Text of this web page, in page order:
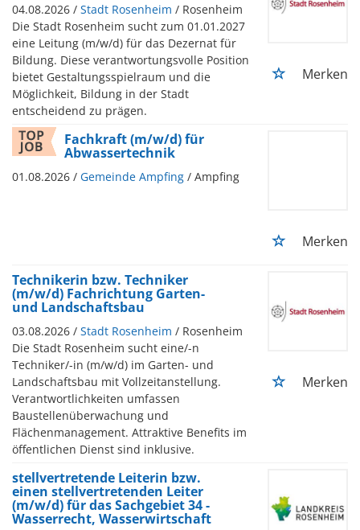
04.08.2026 / Stadt Rosenheim / Rosenheim
Die Stadt Rosenheim sucht zum 01.01.2027
eine Leitung (m/w/d) für das Dezernat für
Bildung. Diese verantwortungsvolle Position
bietet Gestaltungsspielraum und die
Möglichkeit, Bildung in der Stadt
entscheidend zu prägen.
Merken
Fachkraft (m/w/d) für
Abwassertechnik
01.08.2026 / Gemeinde Ampfing / Ampfing
Merken
Technikerin bzw. Techniker
(m/w/d) Fachrichtung Garten-
und Landschaftsbau
03.08.2026 / Stadt Rosenheim / Rosenheim
Die Stadt Rosenheim sucht eine/-n
Techniker/-in (m/w/d) im Garten- und
Landschaftsbau mit Vollzeitanstellung.
Verantwortlichkeiten umfassen
Baustellenüberwachung und
Flächenmanagement. Attraktive Benefits im
öffentlichen Dienst sind inklusive.
Merken
stellvertretende Leiterin bzw.
einen stellvertretenden Leiter
(m/w/d) für das Sachgebiet 34 -
Wasserrecht, Wasserwirtschaft